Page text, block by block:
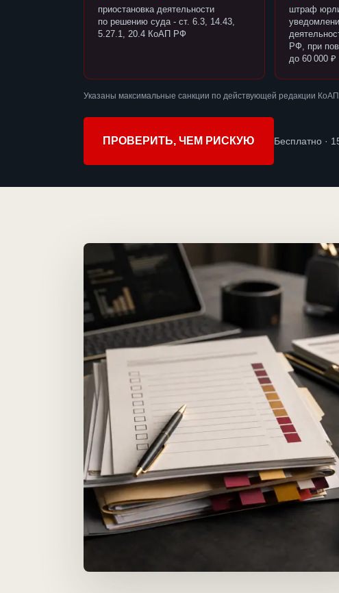
приостановка деятельности
по решению суда - ст. 6.3, 14.43,
5.27.1, 20.4 КоАП РФ
штраф
РФ, при
до 60 000 ₽
Указаны максимальные санкции по действующей редакции
ПРОВЕРИТЬ, ЧЕМ РИСКУЮ Бесплатно ·